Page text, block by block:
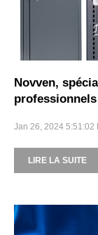
Novven,
Jan 26, 2024 5:51:02
LIRE LA SUITE